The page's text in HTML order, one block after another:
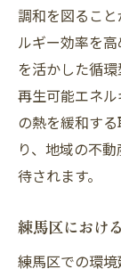
調和を図るこ
ルギー効率を
を活かした循
再生可能エネ
の熱を緩和す
り、地域の不
待されます。
練馬区におけ
練馬区での環